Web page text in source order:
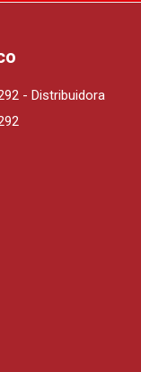
- Distribuidora